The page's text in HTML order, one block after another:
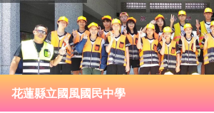
跳至主內容區
花蓮縣立國風國民中學
導覽列
花蓮縣立國風國民中學